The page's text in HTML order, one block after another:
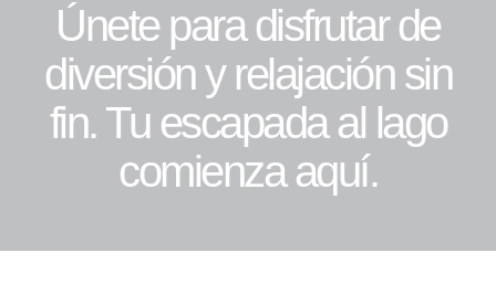
Únete para disfrutar de
diversión y relajación sin
fin. Tu escapada al lago
comienza aquí.